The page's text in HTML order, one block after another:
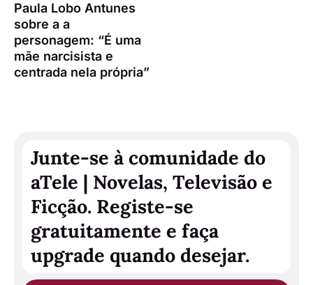
Paula Lobo Antunes
sobre a a
personagem: “É uma
mãe narcisista e
centrada nela própria”
Junte-se à comunidade do
aTele | Novelas, Televisão e
Ficção. Registe-se
gratuitamente e faça
upgrade quando desejar.